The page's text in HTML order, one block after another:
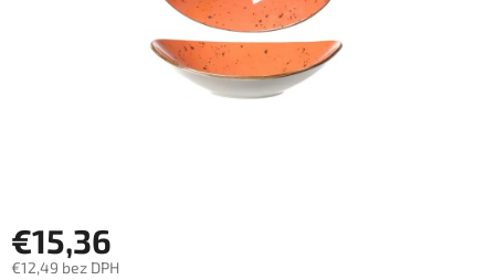
€15,36
€12,49 bez DPH